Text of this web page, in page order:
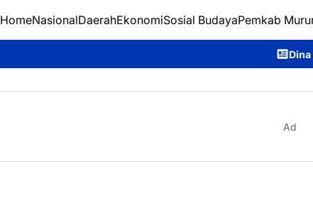
HomeNasionalDaerahEkonomiSosial BudayaPemkab
Dina Maulidah Terpilih
Ad